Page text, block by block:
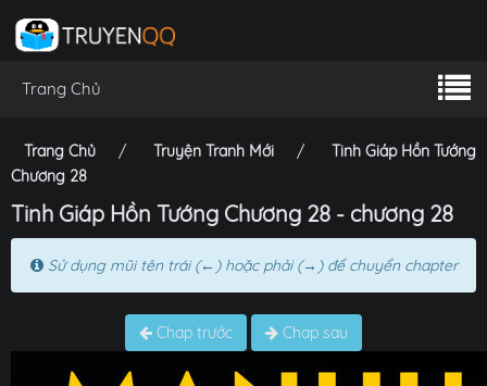
Trang Chủ
Trang Chủ Truyện Tranh Mới
Tinh Giáp Hồn Tướng
Chương 28
Tinh Giáp Hồn Tướng Chương 28 - chương 28
Sử dụng mũi tên trái (←) hoặc phải (→) để chuyển chapter
Chap trước Chap sau